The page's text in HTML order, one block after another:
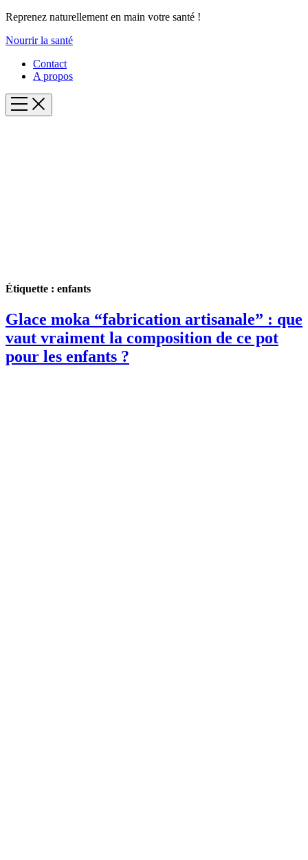
Reprenez naturellement en main votre santé !
Nourrir la santé
Contact
A propos
Étiquette : enfants
Glace moka “fabrication artisanale” : que
vaut vraiment la composition de ce pot
pour les enfants ?